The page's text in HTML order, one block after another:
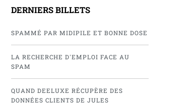
DERNIERS BILLETS
SPAMMÉ PAR MIDIPILE ET BONNE DOSE
LA RECHERCHE D'EMPLOI FACE AU
SPAM
QUAND DEELUXE RÉCUPÈRE DES
DONNÉES CLIENTS DE JULES